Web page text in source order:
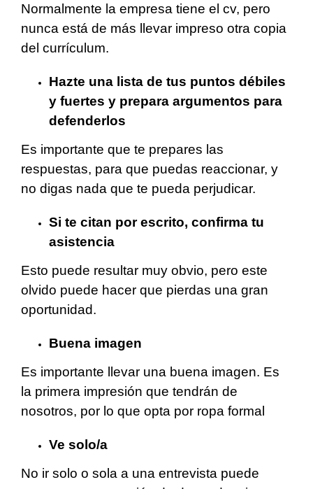
Normalmente la empresa tiene el cv, pero
nunca está de más llevar impreso otra copia
del currículum.
Hazte una lista de tus puntos débiles
y fuertes y prepara argumentos para
defenderlos
Es importante que te prepares las
respuestas, para que puedas reaccionar, y
no digas nada que te pueda perjudicar.
Si te citan por escrito, confirma tu
asistencia
Esto puede resultar muy obvio, pero este
olvido puede hacer que pierdas una gran
oportunidad.
Buena imagen
Es importante llevar una buena imagen. Es
la primera impresión que tendrán de
nosotros, por lo que opta por ropa formal
Ve solo/a
No ir solo o sola a una entrevista puede